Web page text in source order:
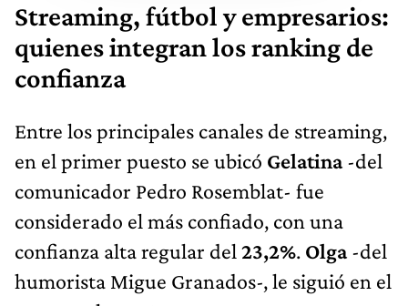
Streaming, fútbol y empresarios:
quienes integran los ranking de
confianza
Entre los principales canales de streaming,
en el primer puesto se ubicó Gelatina-del
comunicador Pedro Rosemblat- fue
considerado el más confiado, con una
confianza alta regular del 23,2%. Olga-del
humorista Migue Granados-, le siguió en el